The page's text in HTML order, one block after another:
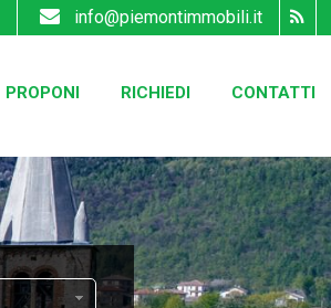
PROPONI RICHIEDI CONTATTI
info@piemontimmobili.it